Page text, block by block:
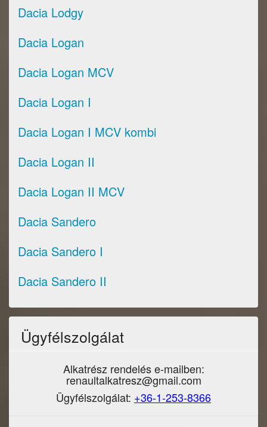
Dacia Lodgy
Dacia Logan
Dacia Logan MCV
Dacia Logan I
Dacia Logan I MCV kombi
Dacia Logan II
Dacia Logan II MCV
Dacia Sandero
Dacia Sandero I
Dacia Sandero II
Ügyfélszolgálat
Alkatrész rendelés e-mailben:
renaultalkatresz@gmail.com
Ügyfélszolgálat: +36-1-253-8366